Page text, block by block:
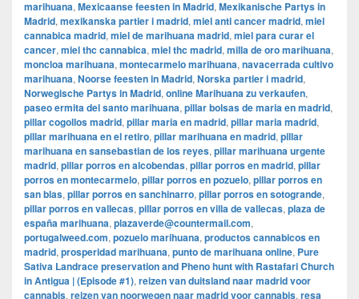
marihuana, Mexicaanse feesten in Madrid, Mexikanische Partys in
Madrid, mexikanska partier i madrid, miel anti cancer madrid, miel
cannabica madrid, miel de marihuana madrid, miel para curar el
cancer, miel thc cannabica, miel thc madrid, milla de oro marihuana,
moncloa marihuana, montecarmelo marihuana, navacerrada cultivo
marihuana, Noorse feesten in Madrid, Norska partier i madrid,
Norwegische Partys in Madrid, online Marihuana zu verkaufen,
paseo ermita del santo marihuana, pillar bolsas de maria en madrid,
pillar cogollos madrid, pillar maria en madrid, pillar maria madrid,
pillar marihuana en el retiro, pillar marihuana en madrid, pillar
marihuana en sansebastian de los reyes, pillar marihuana urgente
madrid, pillar porros en alcobendas, pillar porros en madrid, pillar
porros en montecarmelo, pillar porros en pozuelo, pillar porros en
san blas, pillar porros en sanchinarro, pillar porros en sotogrande,
pillar porros en vallecas, pillar porros en villa de vallecas, plaza de
españa marihuana, plazaverde@countermail.com,
portugalweed.com, pozuelo marihuana, productos cannabicos en
madrid, prosperidad marihuana, punto de marihuana online, Pure
Sativa Landrace preservation and Pheno hunt with Rastafari Church
in Antigua | (Episode #1), reizen van duitsland naar madrid voor
cannabis, reizen van noorwegen naar madrid voor cannabis, resa